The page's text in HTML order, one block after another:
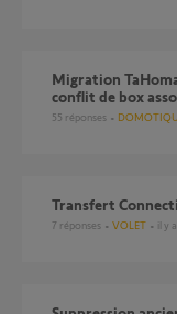
Migration TaHoma V1 vers TaHoma Switch impossible —
conflit de box
55 réponses
Transfert
7 réponses VOLET il y